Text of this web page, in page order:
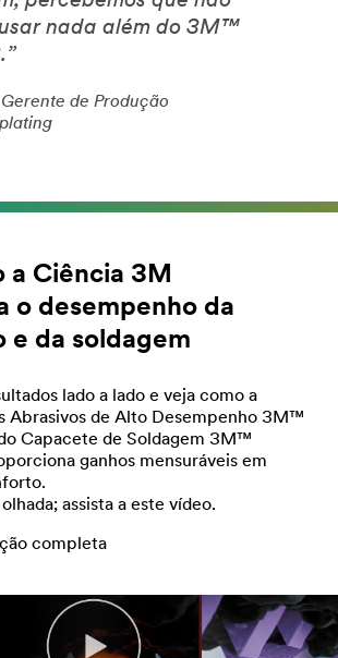
nada além do 3M™
de Produção
a Ciência 3M
o desempenho da
e da soldagem
lado a lado e veja como a
Abrasivos de Alto Desempenho 3M™
Capacete de Soldagem 3M™
ganhos mensuráveis em
assista a este vídeo.
completa